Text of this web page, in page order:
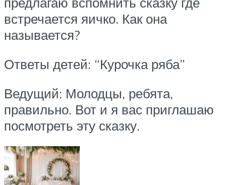
встречается яичко. Как она
называется?
Ответы детей: “Курочка ряба”
Ведущий: Молодцы, ребята,
правильно. Вот и я вас приглашаю
посмотреть эту сказку.